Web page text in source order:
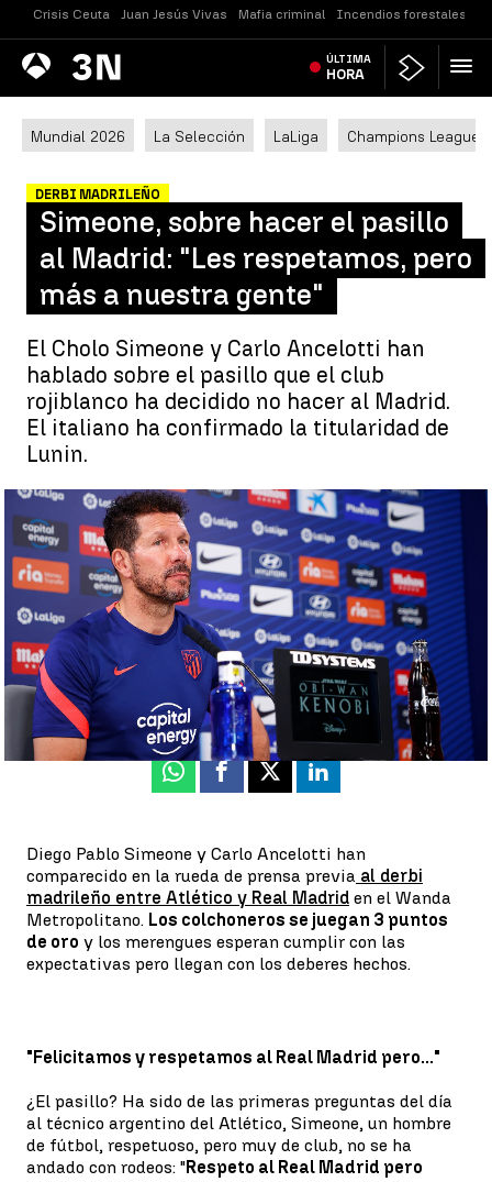
Crisis Ceuta Juan Jesús Vivas Mafia criminal Incendios forestales
Antena
3 Noticias ÚLTIMA
HORA
Mundial 2026 La Selección LaLiga Champions League
DERBI MADRILEÑO
Simeone, sobre hacer el pasillo
al Madrid: "Les respetamos, pero
más a nuestra gente"
El Cholo Simeone y Carlo Ancelotti han
hablado sobre el pasillo que el club
rojiblanco ha decidido no hacer al Madrid.
El italiano ha confirmado la titularidad de
Lunin.
Simeone, sobre hacer el pasillo al Madrid: "Les respetamos, pero
más a nuestra gente" |Twitter: Atlético
Juan Manuel M. Lardón
Actualizado:
07 de mayo de 2022, 13:45
Publicado:07 de mayo de 2022, 13:40
Whatsapp
Facebook
X Linkedin
Diego Pablo Simeone y Carlo Ancelotti han
comparecido en la rueda de prensa previa al derbi
madrileño entre Atlético y Real Madrid en el Wanda
Metropolitano. Los colchoneros se juegan 3 puntos
de oro y los merengues esperan cumplir con las
expectativas pero llegan con los deberes hechos.
"Felicitamos y respetamos al Real Madrid pero..."
¿El pasillo? Ha sido de las primeras preguntas del día
al técnico argentino del Atlético, Simeone, un hombre
de fútbol, respetuoso, pero muy de club, no se ha
andado con rodeos: "Respeto al Real Madrid pero